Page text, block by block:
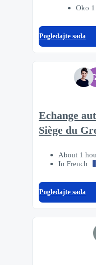
Oko 1
Pogledajte sada
Echange
Siège du
About 1
In French
Pogledajte sada